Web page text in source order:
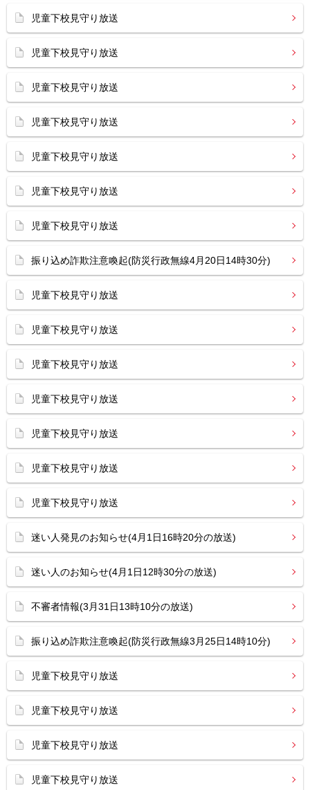
児童下校見守り放送
児童下校見守り放送
児童下校見守り放送
児童下校見守り放送
児童下校見守り放送
児童下校見守り放送
児童下校見守り放送
振り込め詐欺注意喚起(防災行政無線4月20日14時30分)
児童下校見守り放送
児童下校見守り放送
児童下校見守り放送
児童下校見守り放送
児童下校見守り放送
児童下校見守り放送
児童下校見守り放送
迷い人発見のお知らせ(4月1日16時20分の放送)
迷い人のお知らせ(4月1日12時30分の放送)
不審者情報(3月31日13時10分の放送)
振り込め詐欺注意喚起(防災行政無線3月25日14時10分)
児童下校見守り放送
児童下校見守り放送
児童下校見守り放送
児童下校見守り放送